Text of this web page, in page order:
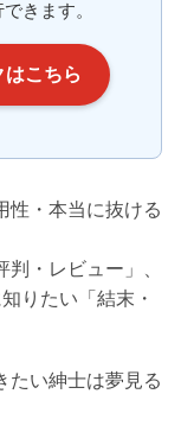
きます。
こちら
性・本当に抜ける
・レビュー」、
りたい「結末・
たい紳士は夢見る